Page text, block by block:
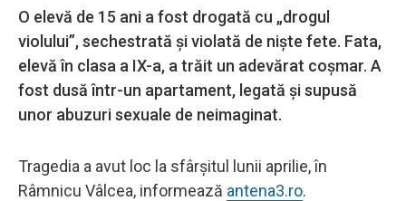
O elevă de 15 ani a fost drogată cu „drogul
violului”, sechestrată și violată de niște fete. Fata,
elevă în clasa a IX-a, a trăit un adevărat coșmar. A
fost dusă într-un apartament, legată și supusă
unor abuzuri sexuale de neimaginat.
Tragedia a avut loc la sfârșitul lunii aprilie, în
Râmnicu Vâlcea, informează antena3.ro.